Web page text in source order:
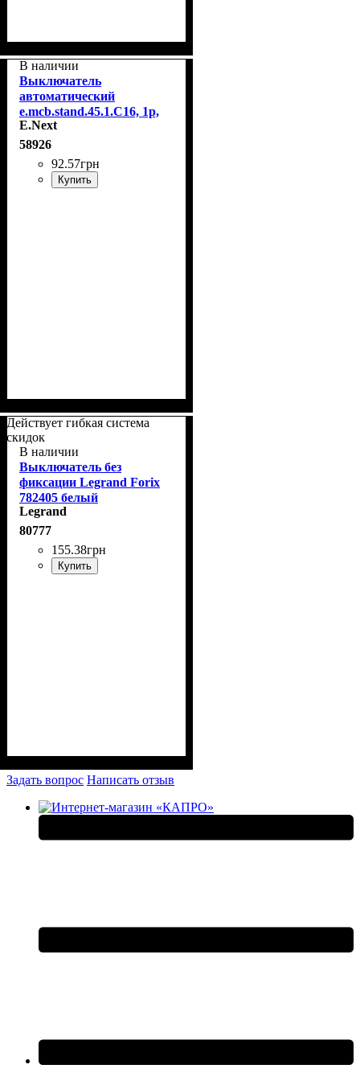
В наличии
Выключатель
автоматический
e.mcb.stand.45.1.C16, 1р,
16А, C, 4,5 кА E.Next
s002008
E.Next
58926
92.57грн
Купить
Действует гибкая система
скидок
В наличии
Выключатель без
фиксации Legrand Forix
782405 белый
Legrand
80777
155.38грн
Купить
Задать вопрос Написать отзыв